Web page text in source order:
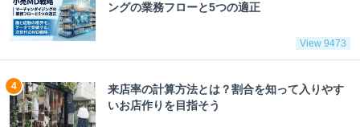
ングの業務フローと5つの適正
View 9473
来店率の計算方法とは？割合を知って入りやす
いお店作りを目指そう